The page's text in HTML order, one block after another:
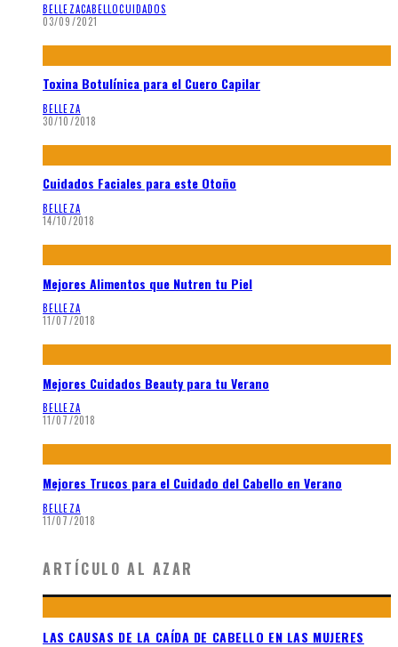
BELLEZACABELLOCUIDADOS
03/09/2021
Toxina Botulínica para el Cuero Capilar
BELLEZA
30/10/2018
Cuidados Faciales para este Otoño
BELLEZA
14/10/2018
Mejores Alimentos que Nutren tu Piel
BELLEZA
11/07/2018
Mejores Cuidados Beauty para tu Verano
BELLEZA
11/07/2018
Mejores Trucos para el Cuidado del Cabello en Verano
BELLEZA
11/07/2018
ARTÍCULO AL AZAR
LAS CAUSAS DE LA CAÍDA DE CABELLO EN LAS MUJERES